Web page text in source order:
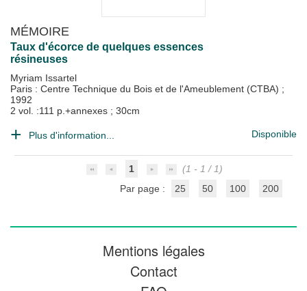
MÉMOIRE
Taux d'écorce de quelques essences
résineuses
Myriam Issartel
Paris : Centre Technique du Bois et de l'Ameublement (CTBA) ;
1992
2 vol. :111 p.+annexes ; 30cm
Plus d'information... Disponible
1
(1 - 1 / 1)
Par page :
25 50 100 200
Mentions légales
Contact